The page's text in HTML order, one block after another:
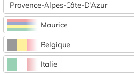
Provence-Alpes-Côte-D'Azur
Maurice
Belgique
Italie